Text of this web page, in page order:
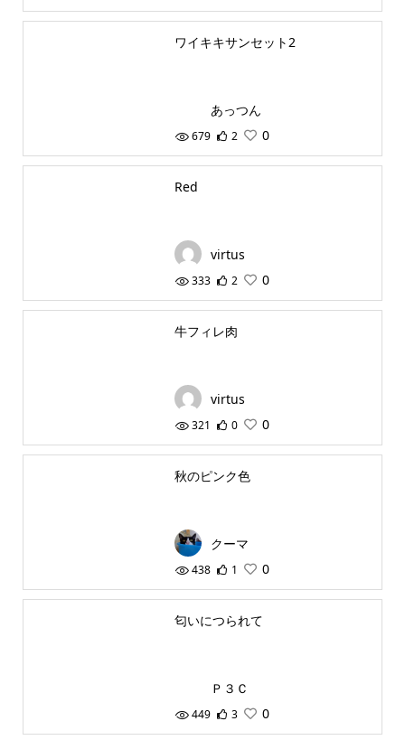
ワイキキサンセット2
あっつん
679 2 0
Red
virtus
333 2 0
牛フィレ肉
virtus
321 0 0
秋のピンク色
クーマ
438 1 0
匂いにつられて
Ｐ３Ｃ
449 3 0